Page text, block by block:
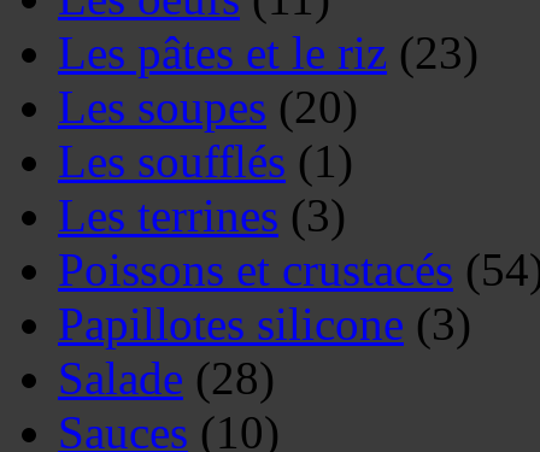
Les pâtes et le riz (23)
Les soupes (20)
Les soufflés (1)
Les terrines (3)
Poissons et crustacés
Papillotes silicone (3)
Salade (28)
Sauces (10)